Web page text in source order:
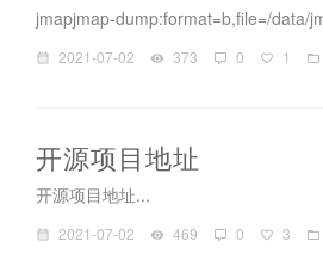
jmapjmap-dump:format=b,file=/data/
2021-07-02 373 0 1
开源项目地址
开源项目地址...
2021-07-02 469 0 3